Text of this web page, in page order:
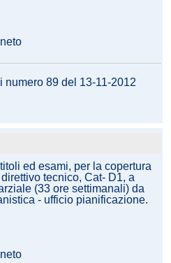
89 del 13-11-2012
ed esami, per la copertura
tecnico, Cat- D1, a
(33 ore settimanali) da
- ufficio pianificazione.